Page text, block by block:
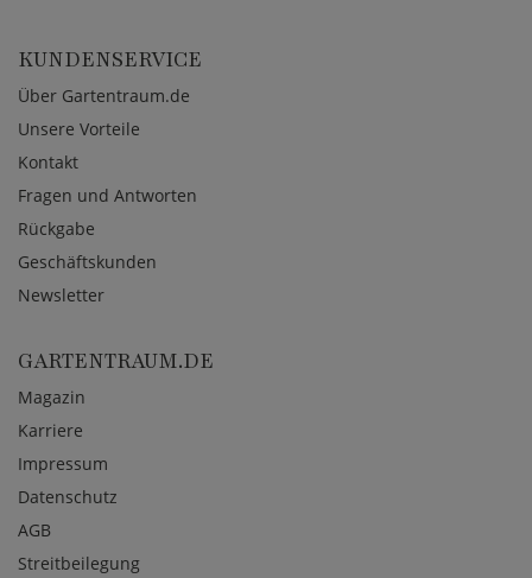
KUNDENSERVICE
Über Gartentraum.de
Unsere Vorteile
Kontakt
Fragen und Antworten
Rückgabe
Geschäftskunden
Newsletter
GARTENTRAUM.DE
Magazin
Karriere
Impressum
Datenschutz
AGB
Streitbeilegung